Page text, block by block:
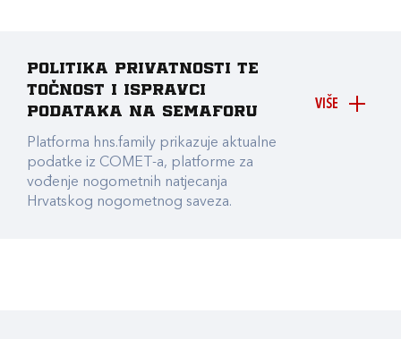
VIŠE
Politika privatnosti te
točnost i ispravci
podataka na Semaforu
Platforma hns.family prikazuje aktualne
podatke iz COMET-a, platforme za
vođenje nogometnih natjecanja
Hrvatskog nogometnog saveza.